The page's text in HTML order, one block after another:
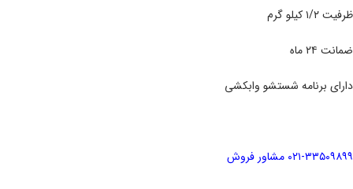
ظرفیت ۱/۲ کیلو گرم
ضمانت ۲۴ ماه
دارای برنامه شستشو وابکشی
۰۲۱-۳۳۵۰۹۸۹۹ مشاور فروش